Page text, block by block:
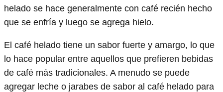
helado se hace generalmente con café recién hecho
que se enfría y luego se agrega hielo.
El café helado tiene un sabor fuerte y amargo, lo que
lo hace popular entre aquellos que prefieren bebidas
de café más tradicionales. A menudo se puede
agregar leche o jarabes de sabor al café helado para